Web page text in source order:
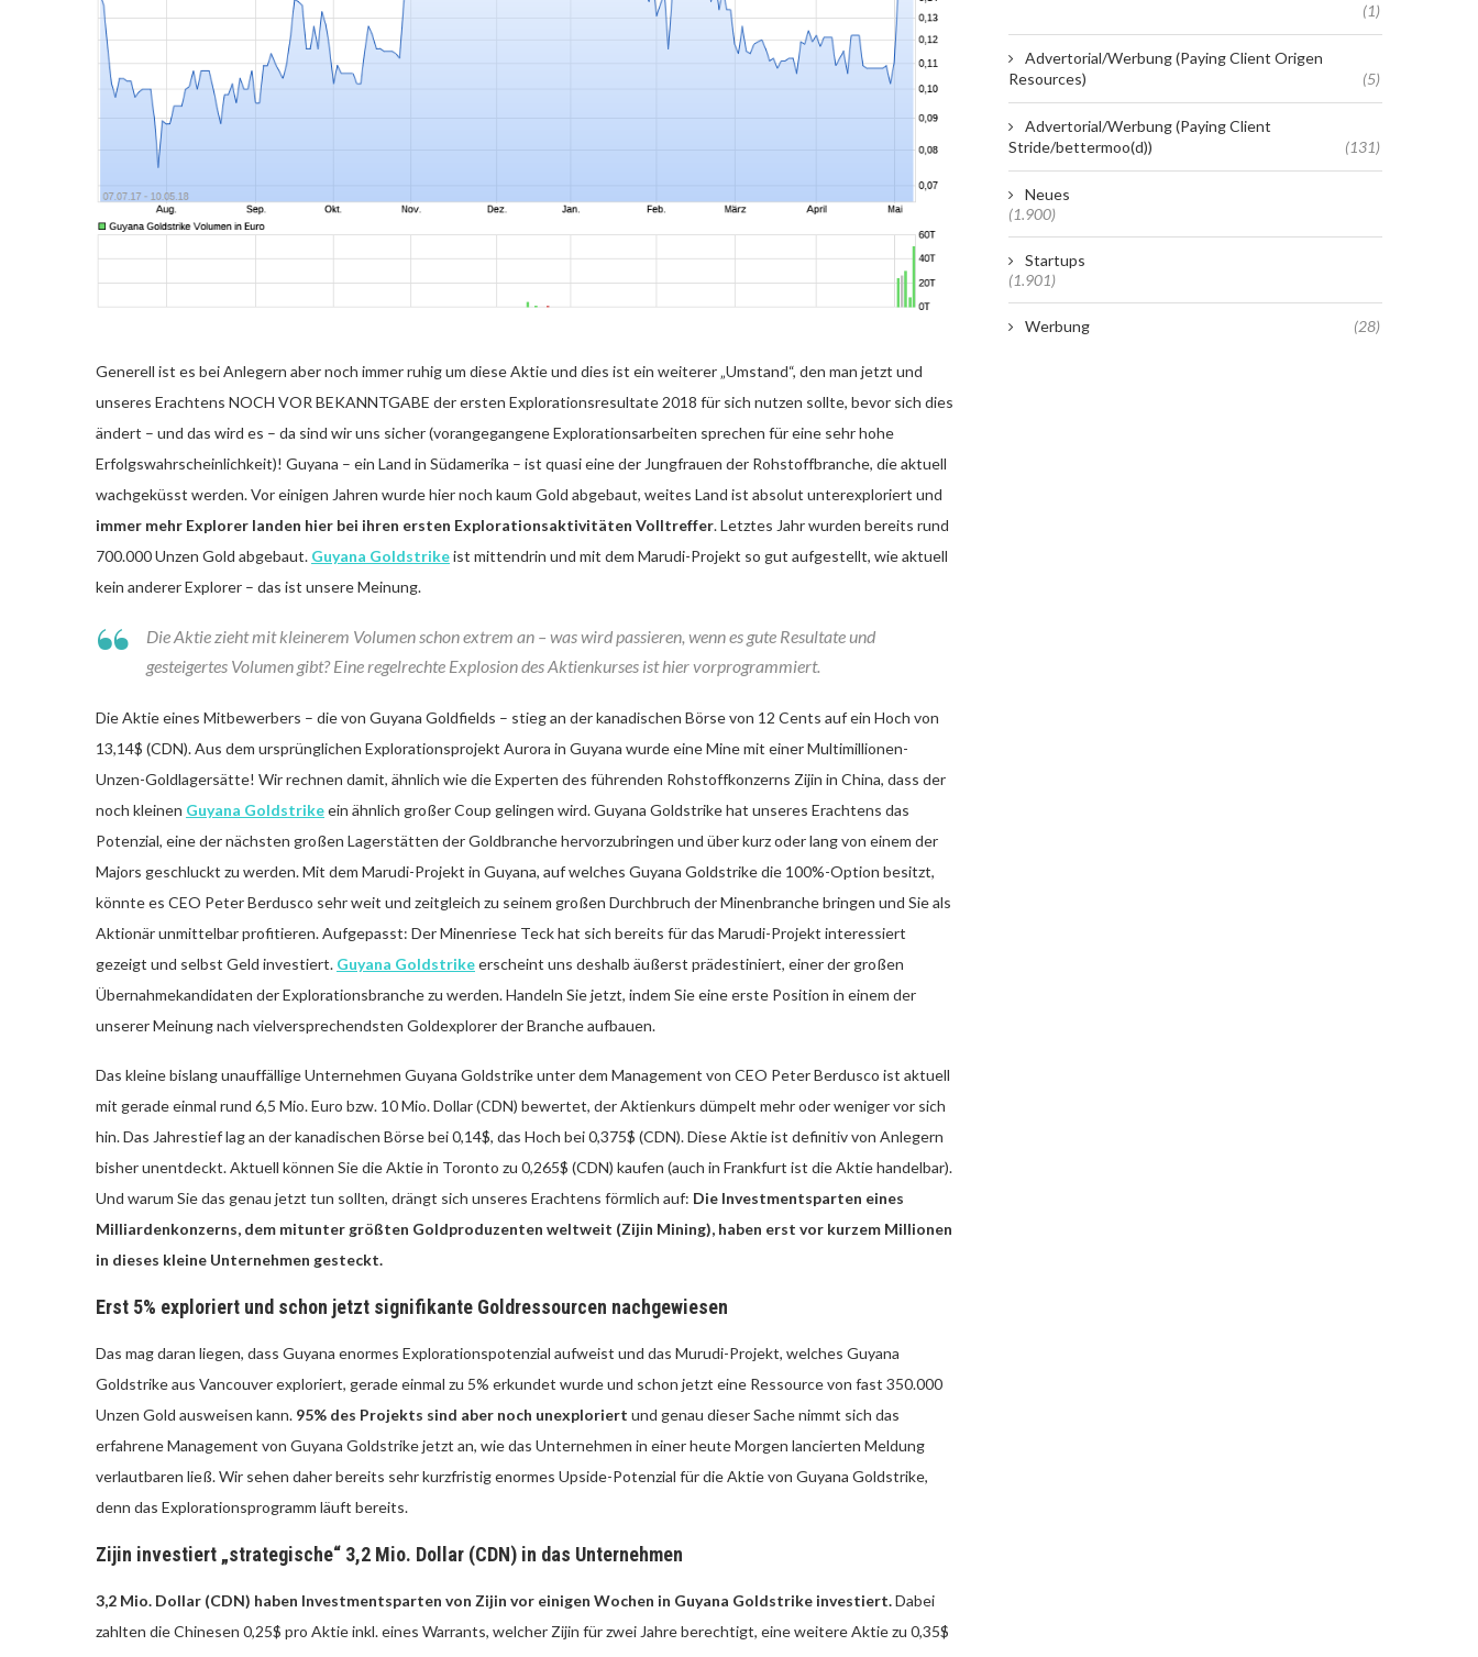
Generell ist es bei Anlegern aber noch immer ruhig um diese Aktie und dies ist ein weiterer „Umstand“, den man jetzt und
unseres Erachtens NOCH VOR BEKANNTGABE der ersten Explorationsresultate 2018 für sich nutzen sollte, bevor sich dies
ändert – und das wird es – da sind wir uns sicher (vorangegangene Explorationsarbeiten sprechen für eine sehr hohe
Erfolgswahrscheinlichkeit)! Guyana – ein Land in Südamerika – ist quasi eine der Jungfrauen der Rohstoffbranche, die aktuell
wachgeküsst werden. Vor einigen Jahren wurde hier noch kaum Gold abgebaut, weites Land ist absolut unterexploriert und
immer mehr Explorer landen hier bei ihren ersten Explorationsaktivitäten Volltreffer. Letztes Jahr wurden bereits rund
700.000 Unzen Gold abgebaut. Guyana Goldstrikeist mittendrin und mit dem Marudi-Projekt so gut aufgestellt, wie aktuell
kein anderer Explorer – das ist unsere Meinung.
Die Aktie zieht mit kleinerem Volumen schon extrem an – was wird passieren, wenn es gute Resultate und
gesteigertes Volumen gibt? Eine regelrechte Explosion des Aktienkurses ist hier vorprogrammiert.
Die Aktie eines Mitbewerbers – die von Guyana Goldfields – stieg an der kanadischen Börse von 12 Cents auf ein Hoch von
13,14$ (CDN). Aus dem ursprünglichen Explorationsprojekt Aurora in Guyana wurde eine Mine mit einer Multimillionen-
Unzen-Goldlagersätte! Wir rechnen damit, ähnlich wie die Experten des führenden Rohstoffkonzerns Zijin in China, dass der
noch kleinen Guyana Goldstrikeein ähnlich großer Coup gelingen wird. Guyana Goldstrike hat unseres Erachtens das
Potenzial, eine der nächsten großen Lagerstätten der Goldbranche hervorzubringen und über kurz oder lang von einem der
Majors geschluckt zu werden. Mit dem Marudi-Projekt in Guyana, auf welches Guyana Goldstrike die 100%-Option besitzt,
könnte es CEO Peter Berdusco sehr weit und zeitgleich zu seinem großen Durchbruch der Minenbranche bringen und Sie als
Aktionär unmittelbar profitieren. Aufgepasst: Der Minenriese Teck hat sich bereits für das Marudi-Projekt interessiert
gezeigt und selbst Geld investiert. Guyana Goldstrikeerscheint uns deshalb äußerst prädestiniert, einer der großen
Übernahmekandidaten der Explorationsbranche zu werden. Handeln Sie jetzt, indem Sie eine erste Position in einem der
unserer Meinung nach vielversprechendsten Goldexplorer der Branche aufbauen.
Das kleine bislang unauffällige Unternehmen Guyana Goldstrike unter dem Management von CEO Peter Berdusco ist aktuell
mit gerade einmal rund 6,5 Mio. Euro bzw. 10 Mio. Dollar (CDN) bewertet, der Aktienkurs dümpelt mehr oder weniger vor sich
hin. Das Jahrestief lag an der kanadischen Börse bei 0,14$, das Hoch bei 0,375$ (CDN). Diese Aktie ist definitiv von Anlegern
bisher unentdeckt. Aktuell können Sie die Aktie in Toronto zu 0,265$ (CDN) kaufen (auch in Frankfurt ist die Aktie handelbar).
Und warum Sie das genau jetzt tun sollten, drängt sich unseres Erachtens förmlich auf: Die Investmentsparten eines
Milliardenkonzerns, dem mitunter größten Goldproduzenten weltweit (Zijin Mining), haben erst vor kurzem Millionen
in dieses kleine Unternehmen gesteckt.
Erst 5% exploriert und schon jetzt signifikante Goldressourcen nachgewiesen
Das mag daran liegen, dass Guyana enormes Explorationspotenzial aufweist und das Murudi-Projekt, welches Guyana
Goldstrike aus Vancouver exploriert, gerade einmal zu 5% erkundet wurde und schon jetzt eine Ressource von fast 350.000
Unzen Gold ausweisen kann. 95% des Projekts sind aber noch unexploriert und genau dieser Sache nimmt sich das
erfahrene Management von Guyana Goldstrike jetzt an, wie das Unternehmen in einer heute Morgen lancierten Meldung
verlautbaren ließ. Wir sehen daher bereits sehr kurzfristig enormes Upside-Potenzial für die Aktie von Guyana Goldstrike,
denn das Explorationsprogramm läuft bereits.
Zijin investiert „strategische“ 3,2 Mio. Dollar (CDN) in das Unternehmen
3,2 Mio. Dollar (CDN) haben Investmentsparten von Zijin vor einigen Wochen in Guyana Goldstrike investiert.Dabei
zahlten die Chinesen 0,25$ pro Aktie inkl. eines Warrants, welcher Zijin für zwei Jahre berechtigt, eine weitere Aktie zu 0,35$
(1)
Advertorial/Werbung (Paying Client Origen
Resources)
(5)
Advertorial/Werbung (Paying Client
Stride/bettermoo(d))
(131)
Neues
(1.900)
Startups
(1.901)
Werbung (28)